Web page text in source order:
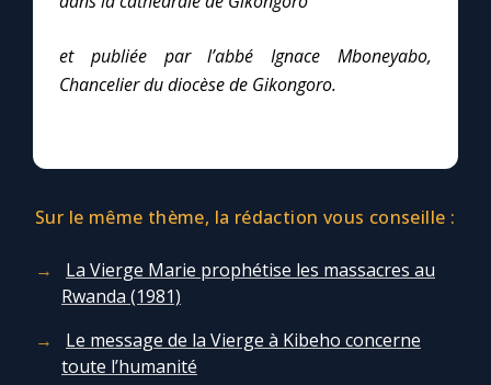
et publiée par l’abbé Ignace Mboneyabo,
Chancelier du diocèse de Gikongoro.
Sur le même thème, la rédaction vous conseille :
La Vierge Marie prophétise les massacres au
Rwanda (1981)
Le message de la Vierge à Kibeho concerne
toute l’humanité